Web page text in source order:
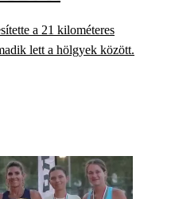
a 21 kilométeres
lett a hölgyek között.